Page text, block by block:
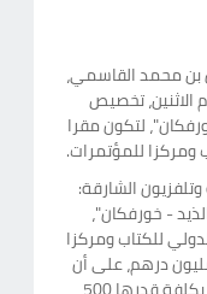
بن محمد القاسمي،
الاثنين، تخصيص
لتكون مقرا
ومركزا للمؤتمرات.
الشارقة:
- خورفكان"،
للكتاب ومركزا
بعدما قمنا بشرائها بـ 146 مليون درهم، على أن